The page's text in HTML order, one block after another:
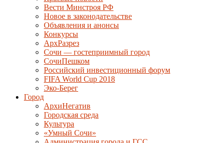
Вести Минстроя РФ
Новое в законодательстве
Объявления и анонсы
Конкурсы
АрхРазрез
Сочи — гостеприимный город
СочиПешком
Российский инвестиционный форум
FIFA World Cup 2018
Эко-Берег
Город
АрхиНегатив
Городская среда
Культура
«Умный Сочи»